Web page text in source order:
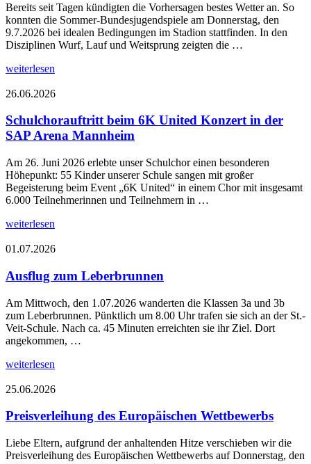
Bereits seit Tagen kündigten die Vorhersagen bestes Wetter an. So
konnten die Sommer-Bundesjugendspiele am Donnerstag, den
9.7.2026 bei idealen Bedingungen im Stadion stattfinden. In den
Disziplinen Wurf, Lauf und Weitsprung zeigten die …
weiterlesen
26.06.2026
Schulchorauftritt beim 6K United Konzert in der
SAP Arena Mannheim
Am 26. Juni 2026 erlebte unser Schulchor einen besonderen
Höhepunkt: 55 Kinder unserer Schule sangen mit großer
Begeisterung beim Event „6K United“ in einem Chor mit insgesamt
6.000 Teilnehmerinnen und Teilnehmern in …
weiterlesen
01.07.2026
Ausflug zum Leberbrunnen
Am Mittwoch, den 1.07.2026 wanderten die Klassen 3a und 3b
zum Leberbrunnen. Pünktlich um 8.00 Uhr trafen sie sich an der St.-
Veit-Schule. Nach ca. 45 Minuten erreichten sie ihr Ziel. Dort
angekommen, …
weiterlesen
25.06.2026
Preisverleihung des Europäischen Wettbewerbs
Liebe Eltern, aufgrund der anhaltenden Hitze verschieben wir die
Preisverleihung des Europäischen Wettbewerbs auf Donnerstag, den